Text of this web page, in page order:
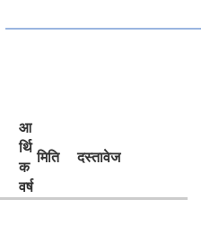
आ
र्थि
क
वर्ष
मिति दस्तावेज